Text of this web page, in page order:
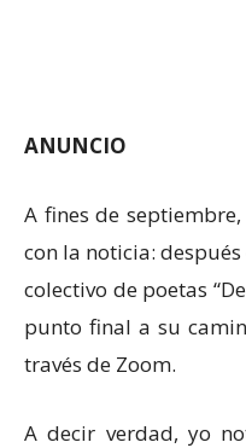
ANUNCIO
A fines de
con la noticia:
colectivo de poetas
punto final a su
través de Zoom.
A decir verdad, yo